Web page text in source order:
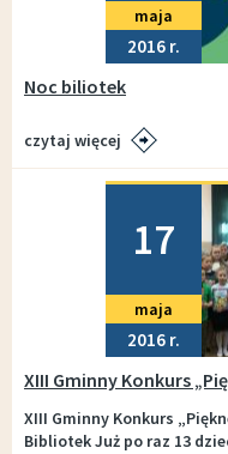
maja
2016
Noc biliotek
czytaj więcej
17
maja
2016
XIII Gminny Konkurs
Bibliotek Już po raz 13